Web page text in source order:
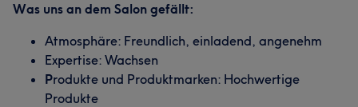
Was uns an dem Salon gefällt:
Atmosphäre: Freundlich, einladend, angenehm
Expertise: Wachsen
Produkte und Produktmarken: Hochwertige
Produkte